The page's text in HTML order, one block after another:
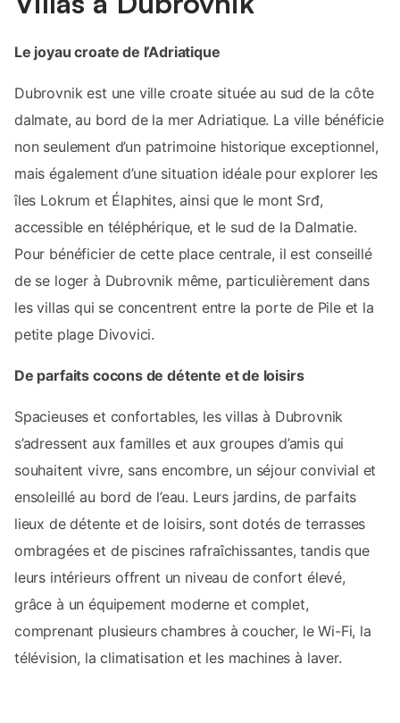
Le joyau croate de l’Adriatique
Dubrovnik est une ville croate située au sud de la côte
dalmate, au bord de la mer Adriatique. La ville bénéficie
non seulement d’un patrimoine historique exceptionnel,
mais également d’une situation idéale pour explorer les
îles Lokrum et Élaphites, ainsi que le mont Srđ,
accessible en téléphérique, et le sud de la Dalmatie.
Pour bénéficier de cette place centrale, il est conseillé
de se loger à Dubrovnik même, particulièrement dans
les villas qui se concentrent entre la porte de Pile et la
petite plage Divovici.
De parfaits cocons de détente et de loisirs
Spacieuses et confortables, les villas à Dubrovnik
s’adressent aux familles et aux groupes d’amis qui
souhaitent vivre, sans encombre, un séjour convivial et
ensoleillé au bord de l’eau. Leurs jardins, de parfaits
lieux de détente et de loisirs, sont dotés de terrasses
ombragées et de piscines rafraîchissantes, tandis que
leurs intérieurs offrent un niveau de confort élevé,
grâce à un équipement moderne et complet,
comprenant plusieurs chambres à coucher, le Wi-Fi, la
télévision, la climatisation et les machines à laver.